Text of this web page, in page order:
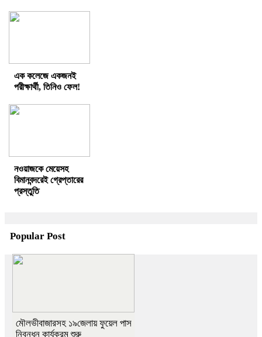
এক কলেজে একজনই
পরীক্ষার্থী, তিনিও ফেল!
নওয়াজকে মেয়েসহ
বিমানবন্দরেই গ্রেপ্তারের
প্রস্তুতি
Popular Post
মৌলভীবাজারসহ ১৯জেলায় ফুয়েল পাস
নিবন্ধন কার্যক্রম শুরু